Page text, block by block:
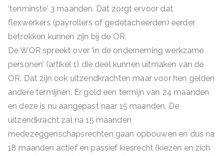
‘tenminste’ 3 maanden. Dat zorgt ervoor dat
flexwerkers (payrollers of gedetacheerden) eerder
betrokken kunnen zijn bij de OR.
De WOR spreekt over ‘in de onderneming werkzame
personen’ (artikel 1) die deel kunnen uitmaken van de
OR. Dat zijn ook uitzendkrachten maar voor hen gelden
andere termijnen. Er gold een termijn van 24 maanden
en deze is nu aangepast naar 15 maanden. De
uitzendkracht zal na 15 maanden
medezeggenschapsrechten gaan opbouwen en dus na
18 maanden actief en passief kiesrecht (kiezen en zich